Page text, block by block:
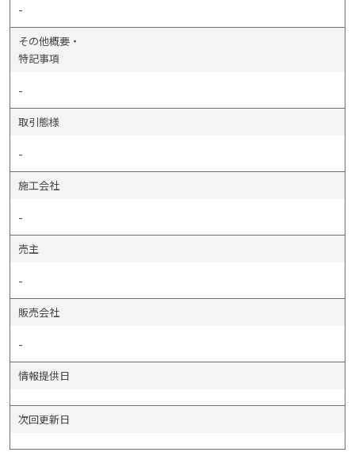
-
その他概要・
特記事項
-
取引態様
-
施工会社
-
売主
-
販売会社
-
情報提供日
次回更新日